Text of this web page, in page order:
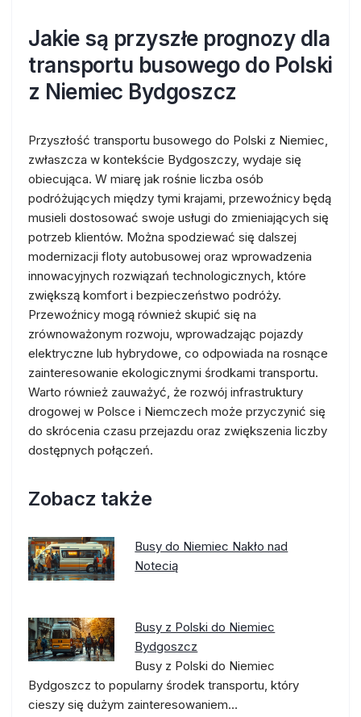
Jakie są przyszłe prognozy dla
transportu busowego do Polski
z Niemiec Bydgoszcz
Przyszłość transportu busowego do Polski z Niemiec,
zwłaszcza w kontekście Bydgoszczy, wydaje się
obiecująca. W miarę jak rośnie liczba osób
podróżujących między tymi krajami, przewoźnicy będą
musieli dostosować swoje usługi do zmieniających się
potrzeb klientów. Można spodziewać się dalszej
modernizacji floty autobusowej oraz wprowadzenia
innowacyjnych rozwiązań technologicznych, które
zwiększą komfort i bezpieczeństwo podróży.
Przewoźnicy mogą również skupić się na
zrównoważonym rozwoju, wprowadzając pojazdy
elektryczne lub hybrydowe, co odpowiada na rosnące
zainteresowanie ekologicznymi środkami transportu.
Warto również zauważyć, że rozwój infrastruktury
drogowej w Polsce i Niemczech może przyczynić się
do skrócenia czasu przejazdu oraz zwiększenia liczby
dostępnych połączeń.
Zobacz także
Busy do Niemiec Nakło nad
Notecią
Busy z Polski do Niemiec
Bydgoszcz
Busy z Polski do Niemiec
Bydgoszcz to popularny środek transportu, który
cieszy się dużym zainteresowaniem…